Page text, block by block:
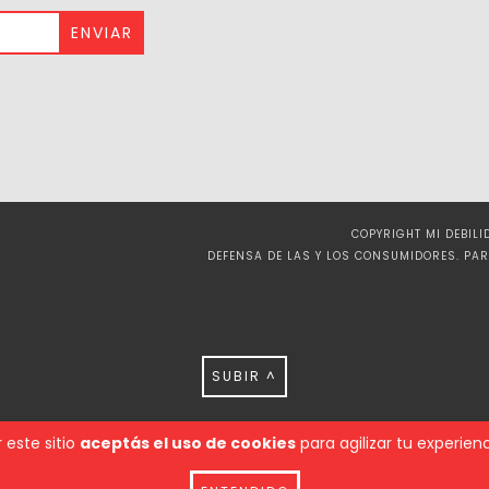
este sitio aceptás el uso de cookiespara agilizar tu
COPYRIGHT MI
DEFENSA DE LAS Y LOS CONSUMIDORES.
SUBIR ^